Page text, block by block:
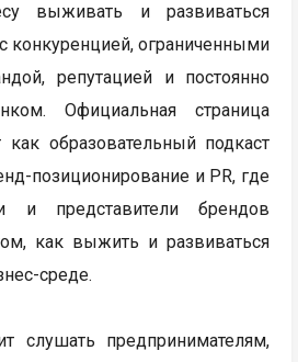
выживать и развиваться
конкуренцией, ограниченными
репутацией и постоянно
Официальная страница
образовательный подкаст
позиционирование и PR, где
и представители брендов
как выжить и развиваться
среде.
слушать предпринимателям,